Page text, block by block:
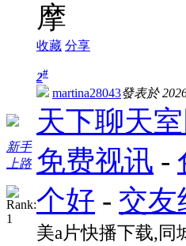
摩
收藏 分享
新手
上路
2#
martina28043發表於
天下聊天
免费视讯 -
个好 - 交友
美a片快播下载,同